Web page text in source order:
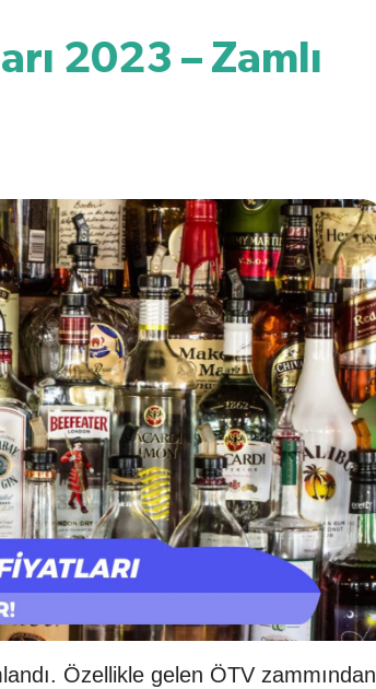
2023 – Zamlı
Özellikle gelen ÖTV zammından